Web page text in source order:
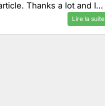
Thanks a lot and I…
Lire la suite